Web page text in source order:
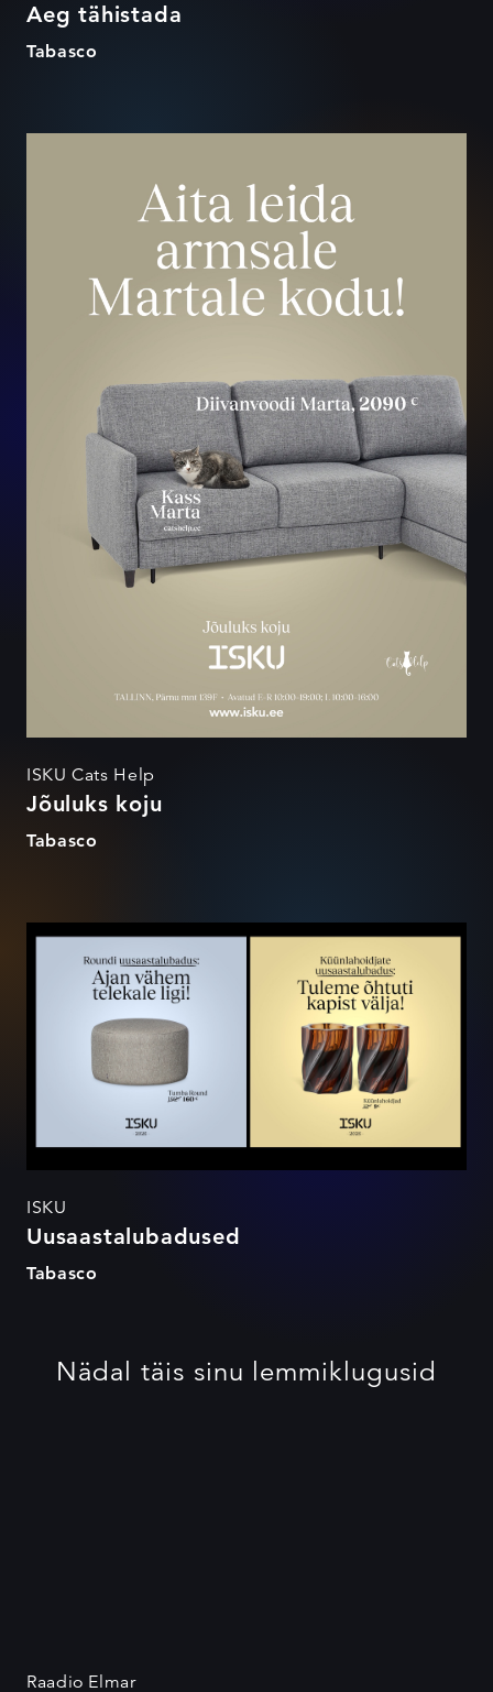
Aeg tähistada
Tabasco
ISKU Cats Help
Jõuluks koju
Tabasco
Uusaastalubadused
ISKU
Uusaastalubadused
Tabasco
Nädal täis sinu lemmiklugusid
Raadio Elmar